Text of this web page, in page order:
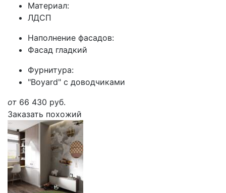
Материал:
ЛДСП
Наполнение фасадов:
Фасад гладкий
Фурнитура:
"Boyard" с доводчиками
от 66 430 руб.
Заказать похожий